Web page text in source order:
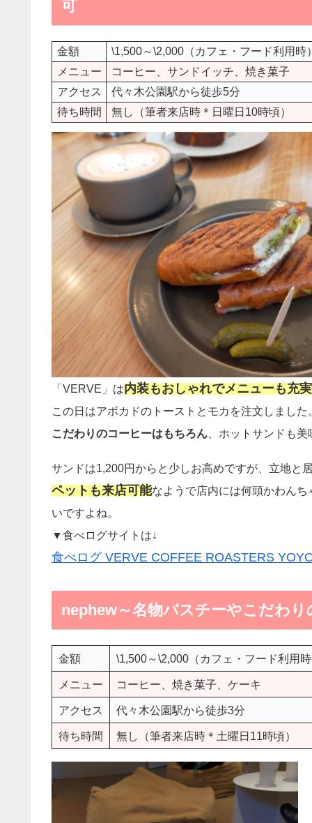
可
金額
\1,500～\2,000（カフェ・フード利用時
メニュー
コーヒー、サンドイッチ、焼き菓子
アクセス
代々木公園駅から徒歩5分
待ち時間
無し（筆者来店時＊日曜日10時頃）
「VERVE」は内装もおしゃれでメニューも充
この日はアボカドのトーストとモカを注文しました
こだわりのコーヒーはもちろん 、ホットサンドも
サンドは1,200円からと少しお高めですが、立地と
ペットも来店可能なようで店内には何頭かわん
いですよね。
▼食べログサイトは↓
食べログ VERVE COFFEE ROASTERS
nephew～名物バスチーやこだわ
金額 \1,500～\2,000（カフェ・フード利用
メニュー コーヒー、焼き菓子、ケーキ
アクセス 代々木公園駅から徒歩3分
待ち時間 無し（筆者来店時＊土曜日11時頃）